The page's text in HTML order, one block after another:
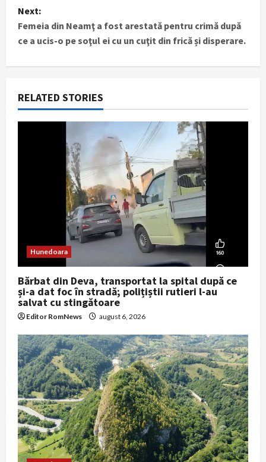
t
n
a
v
i
n
Next:
Femeia din Neamţ a fost arestată pentru crimă după
ce a ucis-o pe soţul ei cu un cuţit din frică și disperare.
RELATED STORIES
Hunedoara
Bărbat din Deva, transportat la spital după ce
și-a dat foc în stradă; polițiștii rutieri l-au
salvat cu stingătoare
Editor RomNews august 6, 2026